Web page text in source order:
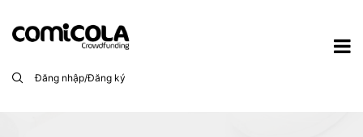
Đăng nhập/Đăng ký